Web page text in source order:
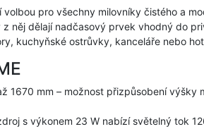
pro všechny milovníky čistého a
něj dělají nadčasový prvek vhodný do
kuchyňské ostrůvky, kanceláře nebo
1670 mm – možnost přizpůsobení výšky
s výkonem 23 W nabízí světelný tok